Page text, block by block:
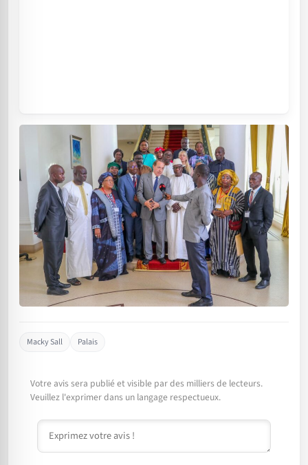
Macky Sall Palais
Votre avis sera publié et visible par des milliers de lecteurs.
Veuillez l'exprimer dans un langage respectueux.
Commentaire